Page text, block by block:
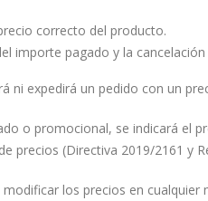
correcto del producto.
importe pagado y la
ni expedirá un pedido con un
o promocional, se indicará el
precios (Directiva 2019/2161 y
modificar los precios en